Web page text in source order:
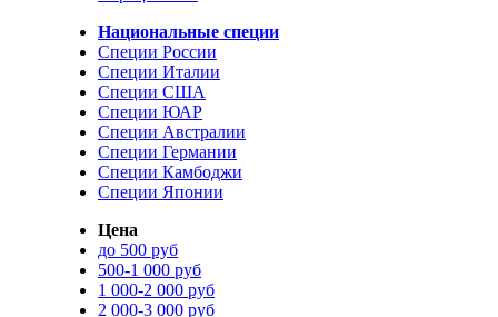
Национальные специи
Специи России
Специи Италии
Специи США
Специи ЮАР
Специи Австралии
Специи Германии
Специи Камбоджи
Специи Японии
Цена
до 500 руб
500-1 000 руб
1 000-2 000 руб
2 000-3 000 руб